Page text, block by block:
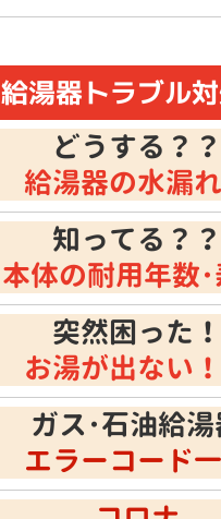
給湯器トラブル
どうする？？
給湯器の水漏れ
知ってる？？
本体の耐用年数
突然困った！
お湯が出ない
ガス･石油給
エラーコード